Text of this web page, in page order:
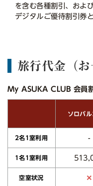
を含む各種割引、およ
デジタルご優待割引券
旅行代金（お
My ASUKA CLUB 会員割
ソロバ
2名1室利用 -
1名1室利用
空室状況 ✕